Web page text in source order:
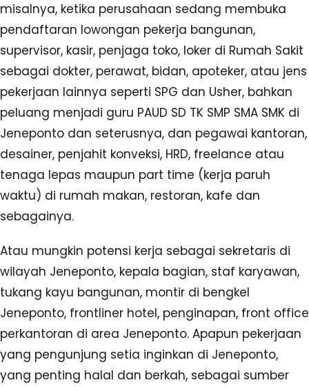
misalnya, ketika perusahaan sedang membuka
pendaftaran lowongan pekerja bangunan,
supervisor, kasir, penjaga toko, loker di Rumah Sakit
sebagai dokter, perawat, bidan, apoteker, atau jens
pekerjaan lainnya seperti SPG dan Usher, bahkan
peluang menjadi guru PAUD SD TK SMP SMA SMK di
Jeneponto dan seterusnya, dan pegawai kantoran,
desainer, penjahit konveksi, HRD, freelance atau
tenaga lepas maupun part time (kerja paruh
waktu) di rumah makan, restoran, kafe dan
sebagainya.
Atau mungkin potensi kerja sebagai sekretaris di
wilayah Jeneponto, kepala bagian, staf karyawan,
tukang kayu bangunan, montir di bengkel
Jeneponto, frontliner hotel, penginapan, front office
perkantoran di area Jeneponto. Apapun pekerjaan
yang pengunjung setia inginkan di Jeneponto,
yang penting halal dan berkah, sebagai sumber